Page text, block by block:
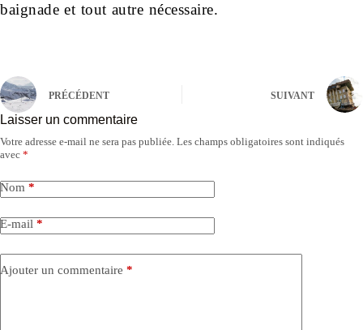
baignade et tout autre nécessaire.
PRÉCÉDENT SUIVANT
Laisser un commentaire
Votre adresse e-mail ne sera pas publiée. Les champs obligatoires sont indiqués
avec *
Nom *
E-mail *
Ajouter un commentaire *